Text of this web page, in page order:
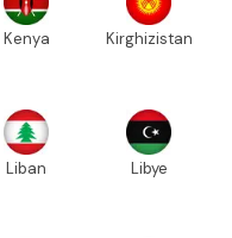
Kenya Kirghizistan
Liban Libye